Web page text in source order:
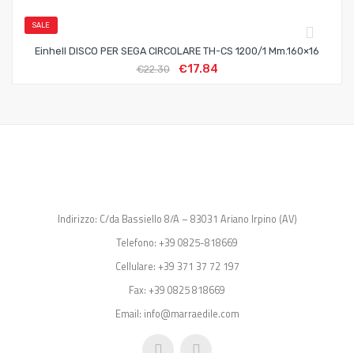
SALE
Einhell DISCO PER SEGA CIRCOLARE TH-CS 1200/1 Mm.160×16
€22.30 €17.84
Indirizzo: C/da Bassiello 8/A – 83031 Ariano Irpino (AV)
Telefono: +39 0825-818669
Cellulare: +39 371 37 72 197
Fax: +39 0825 818669
Email: info@marraedile.com